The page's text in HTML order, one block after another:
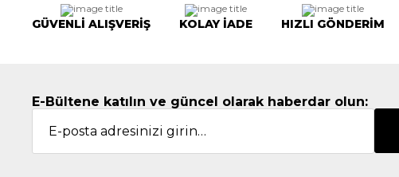
GÜVENLİ ALIŞVERİŞ KOLAY İADE HIZLI GÖNDERİM
E-Bültene katılın ve güncel olarak haberdar olun: